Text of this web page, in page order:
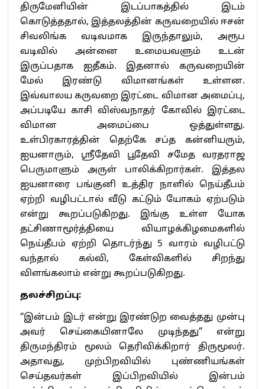
திருமேனியின் இடப்பாகத்தில் இடம்
கொடுத்ததால், இத்தலத்தின் கருவறையில் ஈசன்
சிவலிங்க வடிவமாக இருந்தாலும், அரூப
வடிவில் அன்னை உமையவளும் உடன்
இருப்பதாக ஐதீகம். இதனால் கருவறையின்
மேல் இரண்டு விமானங்கள் உள்ளன.
இவ்வாலய கருவறை இரட்டை விமான அமைப்பு,
அப்படியே காசி விஸ்வநாதர் கோவில் இரட்டை
விமான அமைப்பை ஒத்துள்ளது.
உள்பிரகாரத்தின் தெற்கே சப்த கன்னியரும்,
ஐயனாரும், ஸ்ரீதேவி பூதேவி சமேத வரதராஜ
பெருமாளும் அருள் பாலிக்கிறார்கள். இத்தல
ஐயனாரை பங்குனி உத்திர நாளில் நெய்தீபம்
ஏற்றி வழிபட்டால் வீடு கட்டும் யோகம் ஏற்படும்
என்று கூறப்படுகிறது. இங்கு உள்ள யோக
தட்சிணாமூர்த்தியை வியாழக்கிழமைகளில்
நெய்தீபம் ஏற்றி தொடர்ந்து 5 வாரம் வழிபட்டு
வந்தால் கல்வி, கேள்விகளில் சிறந்து
விளங்கலாம் என்று கூறப்படுகிறது.
தலச்சிறப்பு:
“இன்பம் இடர் என்று இரண்டுற வைத்தது முன்பு
அவர் செய்கையினாலே முடிந்தது” என்று
திருமந்திரம் மூலம் தெரிவிக்கிறார் திருமூலர்.
அதாவது, முற்பிறவியில் புண்ணியங்கள்
செய்தவர்கள் இப்பிறவியில் இன்பம்